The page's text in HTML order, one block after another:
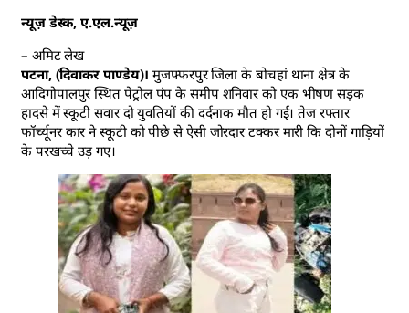
न्यूज़ डेस्क, ए.एल.न्यूज़
– अमिट लेख
पटना, (दिवाकर पाण्डेय)। मुजफ्फरपुर जिला के बोचहां थाना क्षेत्र के
आदिगोपालपुर स्थित पेट्रोल पंप के समीप शनिवार को एक भीषण सड़क
हादसे में स्कूटी सवार दो युवतियों की दर्दनाक मौत हो गई। तेज रफ्तार
फॉर्च्यूनर कार ने स्कूटी को पीछे से ऐसी जोरदार टक्कर मारी कि दोनों गाड़ियों
के परखच्चे उड़ गए।